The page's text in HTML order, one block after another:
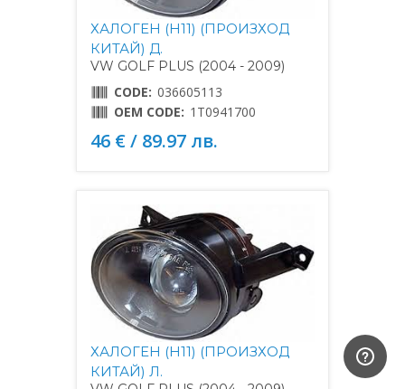
ХАЛОГЕН (H11) (ПРОИЗХОД
КИТАЙ) Д.
VW GOLF PLUS (2004 - 2009)
CODE: 036605113
OEM CODE: 1T0941700
46 € / 89.97 лв.
ХАЛОГЕН (H11) (ПРОИЗХОД
КИТАЙ) Л.